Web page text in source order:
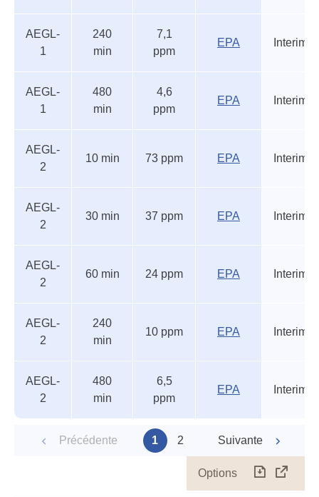
AEGL-
1
240
min
7,1
ppm
EPA Interim
AEGL-
1
480
min
4,6
ppm
EPA Interim
AEGL-
2
10 min 73 ppm EPA Interim
AEGL-
2
30 min 37 ppm EPA Interim
AEGL-
2
60 min 24 ppm EPA Interim
AEGL-
2
240
min
10 ppm EPA Interim
AEGL-
2
480
min
6,5
ppm
EPA Interim
Précédente 1 2 Suivante
Options
le